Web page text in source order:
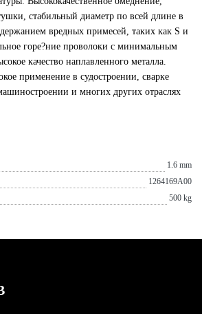
стабильный диаметр по всей длине в
вредных примесей, таких как S и
горе?ние проволоки с минимальным
качество наплавленного металла.
применение в судостроении, сварке
и многих других отраслях
1.6 mm
1264169A00
500 kg